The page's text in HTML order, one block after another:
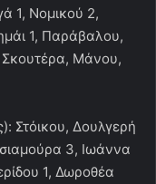
1, Νομικού 2,
1, Παράβαλου,
Μάνου,
Στόικου, Δουλγερή
3, Ιωάννα
1, Δωροθέα